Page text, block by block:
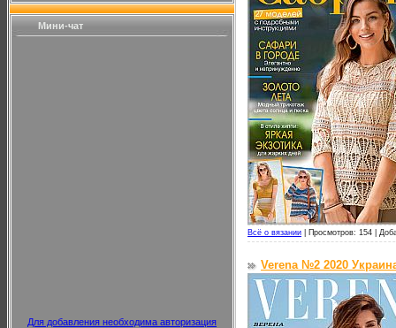
Мини-чат
Для добавления необходима авторизация
Всё о вязании Просмотров: 154 |
Verena №2 2020